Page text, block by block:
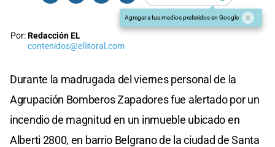
Agregar a tus medios preferidos en Google
Por:Redacción EL
contenidos@ellitoral.com
Durante la madrugada del viernes personal de la
Agrupación Bomberos Zapadores fue alertado por un
incendio de magnitud en un inmueble ubicado en
Alberti 2800, en barrio Belgrano de la ciudad de Santa